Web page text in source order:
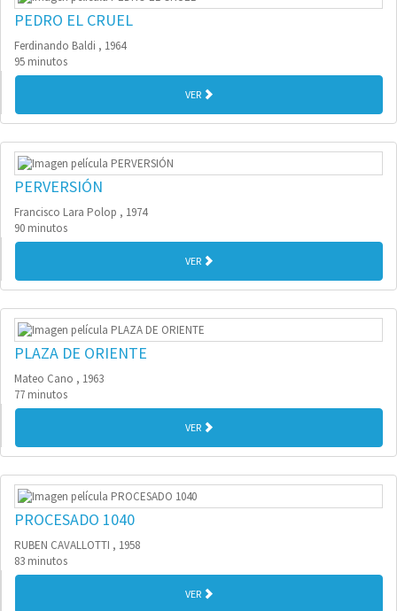
PEDRO EL CRUEL
Ferdinando Baldi , 1964
95 minutos
VER
PERVERSIÓN
Francisco Lara Polop , 1974
90 minutos
VER
PLAZA DE ORIENTE
Mateo Cano , 1963
77 minutos
VER
PROCESADO 1040
RUBEN CAVALLOTTI , 1958
83 minutos
VER